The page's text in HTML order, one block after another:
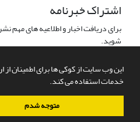
این وب سایت از کوکی ها برای اطمینان از
خدمات استفاده می کند.
متوجه شدم
اشتراک خبرنامه
برای دریافت اخبار و اطلاعیه های مهم
شوید.
سامانه مدیریت نشریات علمی.طراحی و